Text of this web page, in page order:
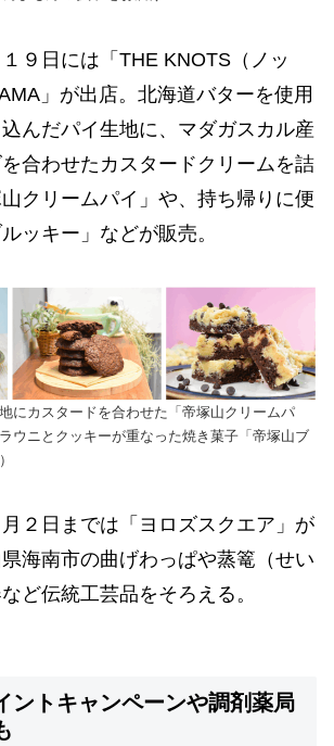
９日には「THE KNOTS（ノッ
」が出店。北海道バターを使用
んだパイ生地に、マダガスカル産
合わせたカスタードクリームを詰
クリームパイ」や、持ち帰りに便
ッキー」などが販売。
にカスタードを合わせた「帝塚山クリームパ
ウニとクッキーが重なった焼き菓子「帝塚山ブ
２日までは「ヨロズスクエア」が
海南市の曲げわっぱや蒸篭（せい
ど伝統工芸品をそろえる。
ントキャンペーンや調剤薬局